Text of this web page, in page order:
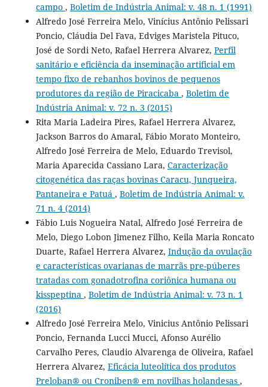
campo , Boletim de Indústria Animal: v. 48 n. 1 (1991)
Alfredo José Ferreira Melo, Vinícius Antônio Pelissari
Poncio, Cláudia Del Fava, Edviges Maristela Pituco,
José de Sordi Neto, Rafael Herrera Alvarez, Perfil
sanitário e eficiência da inseminação artificial em
tempo fixo de rebanhos bovinos de pequenos
produtores da região de Piracicaba , Boletim de
Indústria Animal: v. 72 n. 3 (2015)
Rita Maria Ladeira Pires, Rafael Herrera Alvarez,
Jackson Barros do Amaral, Fábio Morato Monteiro,
Alfredo José Ferreira de Melo, Eduardo Trevisol,
Maria Aparecida Cassiano Lara, Caracterização
citogenética das raças bovinas Caracu, Junqueira,
Pantaneira e Patuá , Boletim de Indústria Animal: v.
71 n. 4 (2014)
Fábio Luis Nogueira Natal, Alfredo José Ferreira de
Melo, Diego Lobon Jimenez Filho, Keila Maria Roncato
Duarte, Rafael Herrera Alvarez, Indução da ovulação
e características ovarianas de marrãs pre-púberes
tratadas com gonadotrofina coriônica humana ou
kisspeptina , Boletim de Indústria Animal: v. 73 n. 1
(2016)
Alfredo José Ferreira Melo, Vinicius Antônio Pelissari
Poncio, Fernanda Lucci Mucci, Afonso Aurélio
Carvalho Peres, Claudio Alvarenga de Oliveira, Rafael
Herrera Alvarez, Eficácia luteolítica dos produtos
Preloban® ou Croniben® em novilhas holandesas ,